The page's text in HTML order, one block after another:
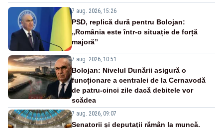
7 aug. 2026, 15:26
PSD, replică dură pentru Bolojan:
„România este într-o situație de forță
majoră”
7 aug. 2026, 10:51
Bolojan: Nivelul Dunării asigură o
funcționare a centralei de la Cernavodă
de patru-cinci zile dacă debitele vor
scădea
7 aug. 2026, 09:07
Senatorii și deputații rămân la muncă.